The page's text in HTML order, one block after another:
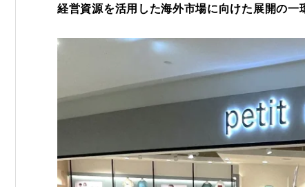
経営資源を活用した海外市場に向けた展開の一